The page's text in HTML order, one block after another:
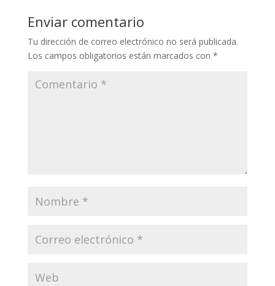
Li
n
k
o
o
k
m p
p
ti
r
Enviar comentario
Tu dirección de correo electrónico no será publicada.
Los campos obligatorios están marcados con *